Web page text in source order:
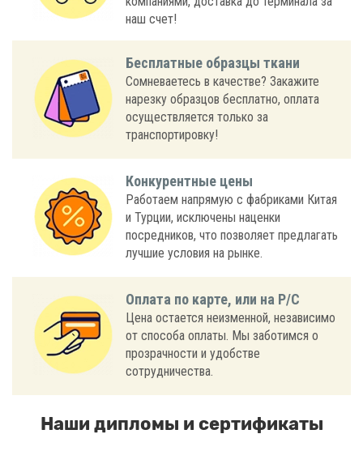
наш счет!
Бесплатные образцы ткани
Сомневаетесь в качестве? Закажите
нарезку образцов бесплатно, оплата
осуществляется только за
транспортировку!
Конкурентные цены
Работаем напрямую с фабриками Китая
и Турции, исключены наценки
посредников, что позволяет предлагать
лучшие условия на рынке.
Оплата по карте, или на Р/С
Цена остается неизменной, независимо
от способа оплаты. Мы заботимся о
прозрачности и удобстве
сотрудничества.
Наши дипломы и сертификаты